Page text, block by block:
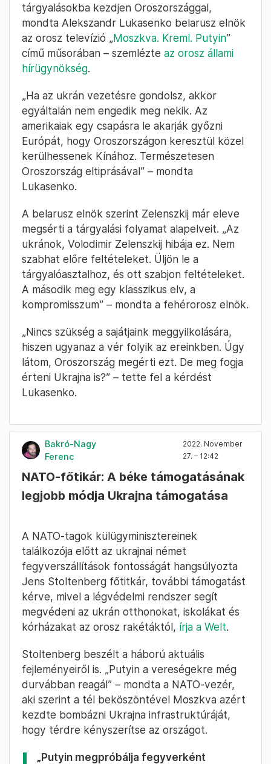
tárgyalásokba kezdjen Oroszországgal,
mondta Alekszandr Lukasenko belarusz elnök
az orosz televízió „Moszkva. Kreml. Putyin”
című műsorában – szemlézte az orosz állami
hírügynökség.
„Ha az ukrán vezetésre gondolsz, akkor
egyáltalán nem engedik meg nekik. Az
amerikaiak egy csapásra le akarják győzni
Európát, hogy Oroszországon keresztül közel
kerülhessenek Kínához. Természetesen
Oroszország eltiprásával” – mondta
Lukasenko.
A belarusz elnök szerint Zelenszkij már eleve
megsérti a tárgyalási folyamat alapelveit. „Az
ukránok, Volodimir Zelenszkij hibája ez. Nem
szabhat előre feltételeket. Üljön le a
tárgyalóasztalhoz, és ott szabjon feltételeket.
A második meg egy klasszikus elv, a
kompromisszum” – mondta a fehérorosz elnök.
„Nincs szükség a sajátjaink meggyilkolására,
hiszen ugyanaz a vér folyik az ereinkben. Úgy
látom, Oroszország megérti ezt. De meg fogja
érteni Ukrajna is?” – tette fel a kérdést
Lukasenko.
Bakró-Nagy
Ferenc
2022. November
27. – 12:42
NATO-főtikár: A béke támogatásának
legjobb módja Ukrajna támogatása
A NATO-tagok külügyminisztereinek
találkozója előtt az ukrajnai német
fegyverszállítások fontosságát hangsúlyozta
Jens Stoltenberg főtitkár, további támogatást
kérve, mivel a légvédelmi rendszer segít
megvédeni az ukrán otthonokat, iskolákat és
kórházakat az orosz rakétáktól, írja a Welt.
Stoltenberg beszélt a háború aktuális
fejleményeiről is. „Putyin a vereségekre még
durvábban reagál” – mondta a NATO-vezér,
aki szerint a tél beköszöntével Moszkva azért
kezdte bombázni Ukrajna infrastruktúráját,
hogy térdre kényszerítse az országot.
„Putyin megpróbálja fegyverként